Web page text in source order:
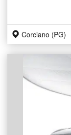
Corciano (PG)